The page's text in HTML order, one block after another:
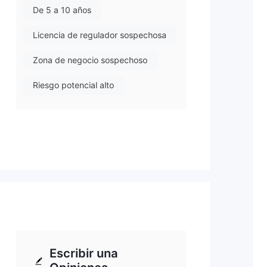
De 5 a 10 años
Licencia de regulador sospechosa
Zona de negocio sospechoso
Riesgo potencial alto
Escribir una